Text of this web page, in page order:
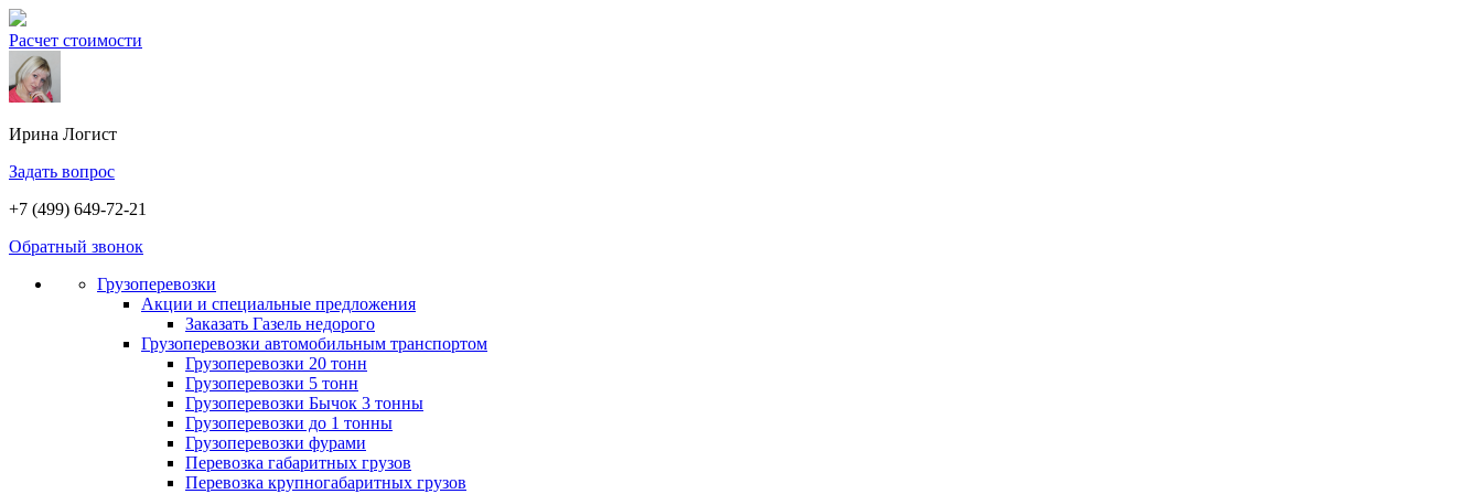
Расчет стоимости
Ирина Логист
Задать вопрос
+7 (499) 649-72-21
Обратный звонок
Грузоперевозки
Акции и специальные предложения
Заказать Газель недорого
Грузоперевозки автомобильным транспортом
Грузоперевозки 20 тонн
Грузоперевозки 5 тонн
Грузоперевозки Бычок 3 тонны
Грузоперевозки до 1 тонны
Грузоперевозки фурами
Перевозка габаритных грузов
Перевозка крупногабаритных грузов